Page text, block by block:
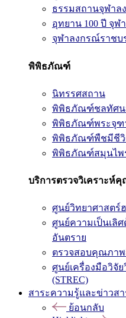
ธรรมสถานจุฬาล
อุทยาน 100 ปี จุฬ
จุฬาลงกรณ์ราชบ
พิพิธภัณฑ์
นิทรรศสถาน
พิพิธภัณฑ์ชลทัศน
พิพิธภัณฑ์พระจุฑ
พิพิธภัณฑ์พืชมีชี
พิพิธภัณฑ์สมุนไพ
บริการตรวจวิเคราะห์
ศูนย์วิทยาศาสตร์
ศูนย์ความเป็นเลิ
อันตราย
ตรวจสอบคุณภาพ
ศูนย์เครื่องมือวิจั
(STREC)
สาระความรู้และข่าวสา
ย้อนกลับ